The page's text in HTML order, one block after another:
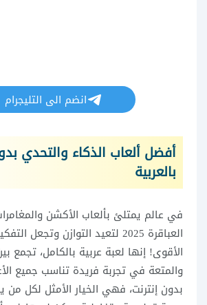
انضم الى التليجرام
أفضل ألعاب الذكاء والتحدي
بالعربية
في عالم يمتلئ بألعاب الأكشن
العباقرة 2025 لتعيد التوازن
الأقوى! إنها لعبة عربية بالكامل، تجمع
والمتعة في تجربة فريدة تناسب جميع
بدون إنترنت، فهي الخيار الأمثل لكل من